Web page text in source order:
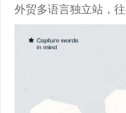
外贸多语言独立站，